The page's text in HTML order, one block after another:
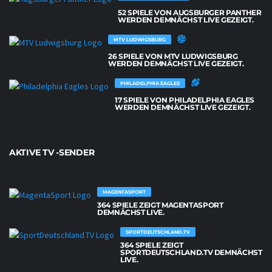
52 SPIELE VON AUGSBURGER PANTHER
WERDEN DEMNÄCHST LIVE GEZEIGT.
MTV LUDWIGSBURG
26 SPIELE VON MTV LUDWIGSBURG
WERDEN DEMNÄCHST LIVE GEZEIGT.
PHILADELPHIA EAGLES
17 SPIELE VON PHILADELPHIA EAGLES
WERDEN DEMNÄCHST LIVE GEZEIGT.
AKTIVE TV -SENDER
MAGENTASPORT
364 SPIELE ZEIGT MAGENTASPORT
DEMNÄCHST LIVE.
SPORTDEUTSCHLAND.TV
364 SPIELE ZEIGT
SPORTDEUTSCHLAND.TV DEMNÄCHST
LIVE.